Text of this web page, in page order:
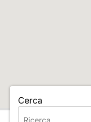
Cerca
Home ALLEVAMENTO